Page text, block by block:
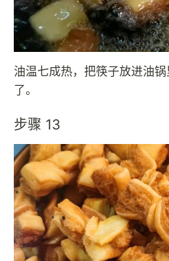
油温七成热，把筷子放进油
了。
步骤 13